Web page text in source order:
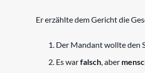
Er erzählte dem Gericht die
Der Mandant wollte den
Es warfalsch, aber